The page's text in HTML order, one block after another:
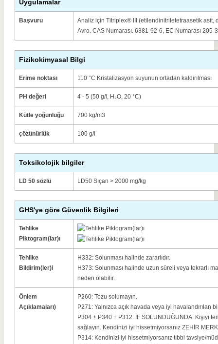
Uygulamalar
Başvuru
Analiz için Titriplex® III (etilendinitriletetraasetik asit,
Avro. CAS Numarası. 6381-92-6, EC Numarası 205-
Fizikokimyasal Bilgi
Erime noktası 110 °C Kristalizasyon suyunun ortadan kaldırılması
PH değeri 4 - 5 (50 g/l, H₂O, 20 °C)
Kütle yoğunluğu 700 kg/m3
çözünürlük 100 g/l
Toksikolojik bilgiler
LD 50 sözlü LD50 Sıçan > 2000 mg/kg
GHS'ye göre Güvenlik Bilgileri
Tehlike
Piktogram(lar)ı
Tehlike
Bildirim(ler)i
H332: Solunması halinde zararlıdır.
H373: Solunması halinde uzun süreli veya tekrarlı
neden olabilir.
Önlem
Açıklamaları)
P260: Tozu solumayın.
P271: Yalnızca açık havada veya iyi havalandırılan
P304 + P340 + P312: IF SOLUNDUĞUNDA: Kişiyi
sağlayın. Kendinizi iyi hissetmiyorsanız ZEHİR
P314: Kendinizi iyi hissetmiyorsanız tıbbi tavsiye/